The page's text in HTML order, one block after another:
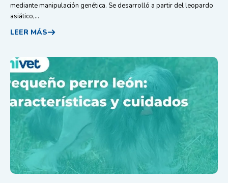
mediante manipulación genética. Se desarrolló a partir del leopardo
asiático,...
LEER MÁS